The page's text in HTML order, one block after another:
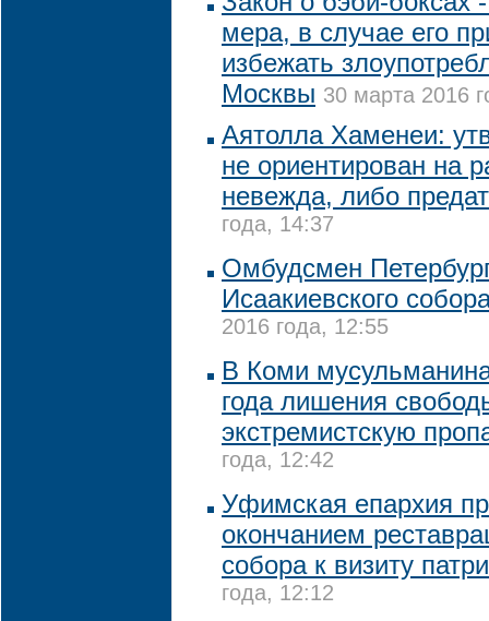
мера, в случае его
избежать
Москвы 30 марта 2016
Аятолла Хаменеи:
не ориентирован на
невежда, либо
года, 14:37
Омбудсмен
Исаакиевского
2016 года, 12:55
В Коми
года лишения
экстремистскую
года, 12:42
Уфимская епархия
окончанием
собора к визиту
года, 12:12